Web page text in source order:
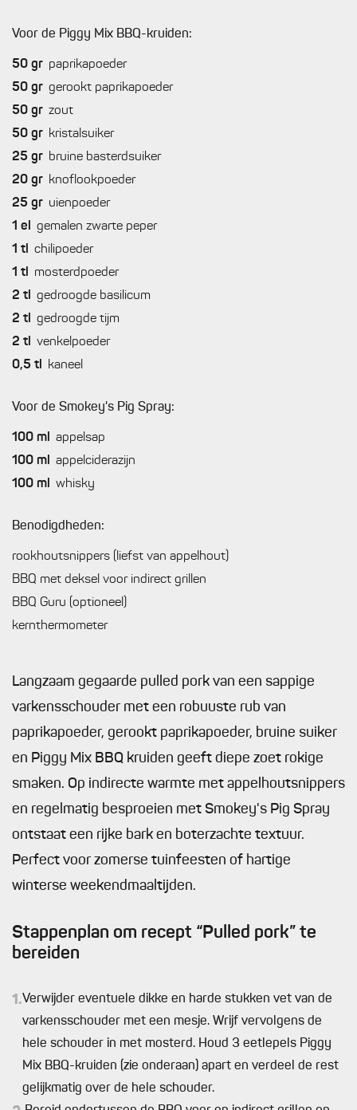
Voor de Piggy Mix BBQ-kruiden:
50 gr paprikapoeder
50 gr gerookt paprikapoeder
50 gr zout
50 gr kristalsuiker
25 gr bruine basterdsuiker
20 gr knoflookpoeder
25 gr uienpoeder
1 el
gemalen zwarte peper
1 tl
chilipoeder
1 tl
mosterdpoeder
2 tl
gedroogde basilicum
2 tl
gedroogde tijm
2 tl
venkelpoeder
0,5 tl kaneel
Voor de Smokey's Pig Spray:
100 ml
appelsap
100 ml
appelciderazijn
100 ml whisky
Benodigdheden:
rookhoutsnippers (liefst van appelhout)
BBQ met deksel voor indirect grillen
BBQ Guru (optioneel)
kernthermometer
Langzaam gegaarde pulled pork van een sappige
varkensschouder met een robuuste rub van
paprikapoeder, gerookt paprikapoeder, bruine suiker
en Piggy Mix BBQ kruiden geeft diepe zoet rokige
smaken. Op indirecte warmte met appelhoutsnippers
en regelmatig besproeien met Smokey's Pig Spray
ontstaat een rijke bark en boterzachte textuur.
Perfect voor zomerse tuinfeesten of hartige
winterse weekendmaaltijden.
Stappenplan om recept “Pulled pork” te
bereiden
1.Verwijder eventuele dikke en harde stukken vet van de
varkensschouder met een mesje. Wrijf vervolgens de
hele schouder in met mosterd. Houd 3 eetlepels Piggy
Mix BBQ-kruiden (zie onderaan) apart en verdeel de rest
gelijkmatig over de hele schouder.